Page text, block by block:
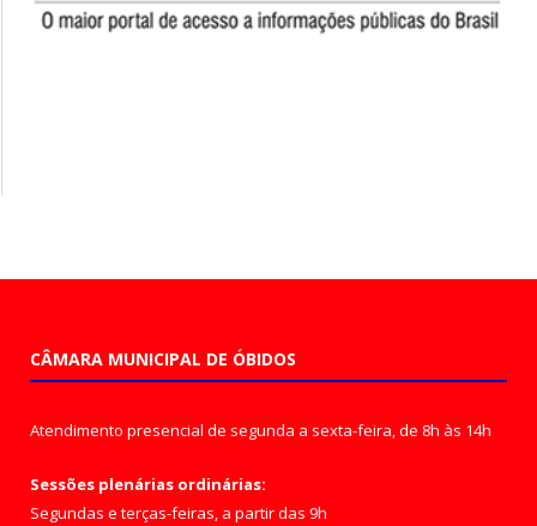
CÂMARA MUNICIPAL DE ÓBIDOS
Atendimento presencial de segunda a sexta-feira, de 8h às 14h
Sessões plenárias ordinárias:
Segundas e terças-feiras, a partir das 9h